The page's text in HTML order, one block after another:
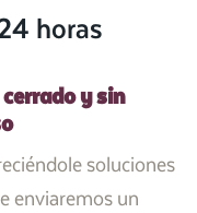
horas
cerrado y sin
soluciones
enviaremos un